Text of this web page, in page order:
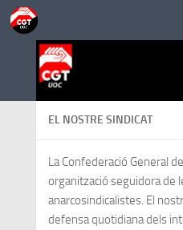
Saltar al contenido
EL NOSTRE SINDICAT
La Confederació General
organització seguidora de
anarcosindicalistes. El
defensa quotidiana dels